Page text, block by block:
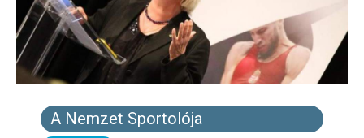
A Nemzet Sportolója